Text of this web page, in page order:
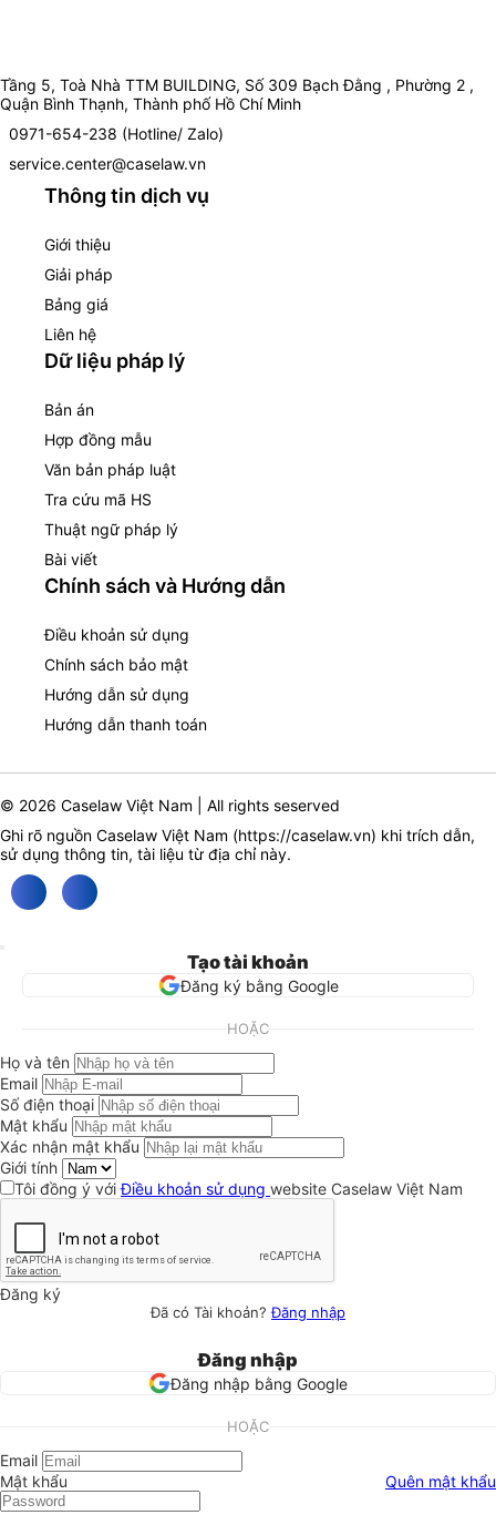
Tầng 5, Toà Nhà TTM BUILDING, Số 309 Bạch Đằng , Phường 2 ,
Quận Bình Thạnh, Thành phố Hồ Chí Minh
0971-654-238 (Hotline/ Zalo)
service.center@caselaw.vn
Thông tin dịch vụ
Giới thiệu
Giải pháp
Bảng giá
Liên hệ
Dữ liệu pháp lý
Bản án
Hợp đồng mẫu
Văn bản pháp luật
Tra cứu mã HS
Thuật ngữ pháp lý
Bài viết
Chính sách và Hướng dẫn
Điều khoản sử dụng
Chính sách bảo mật
Hướng dẫn sử dụng
Hướng dẫn thanh toán
© 2026 Caselaw Việt Nam | All rights seserved
Ghi rõ nguồn Caselaw Việt Nam (https://caselaw.vn) khi trích dẫn,
sử dụng thông tin, tài liệu từ địa chỉ này.
Tạo tài khoản
Đăng ký bằng Google
HOẶC
Họ và tên
Email
Số điện thoại
Mật khẩu
Xác nhận mật khẩu
Giới tính
Tôi đồng ý vớiĐiều khoản sử dụng website Caselaw Việt Nam
Đăng ký
Đã có Tài khoản?Đăng nhập
Đăng nhập
Đăng nhập bằng Google
HOẶC
Email
Mật khẩu
Quên mật khẩu